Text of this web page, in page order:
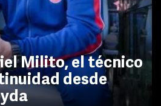
Milito, el técnico
desde